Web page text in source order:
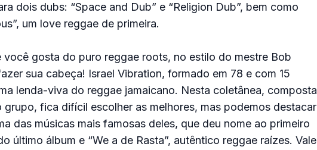
dois dubs: “Space and Dub” e “Religion Dub”, bem como
um love reggae de primeira.
você gosta do puro reggae roots, no estilo do mestre Bob
sua cabeça! Israel Vibration, formado em 78 e com 15
lenda-viva do reggae jamaicano. Nesta coletânea, composta
grupo, fica difícil escolher as melhores, mas podemos destacar
das músicas mais famosas deles, que deu nome ao primeiro
último álbum e “We a de Rasta”, autêntico reggae raízes. Vale